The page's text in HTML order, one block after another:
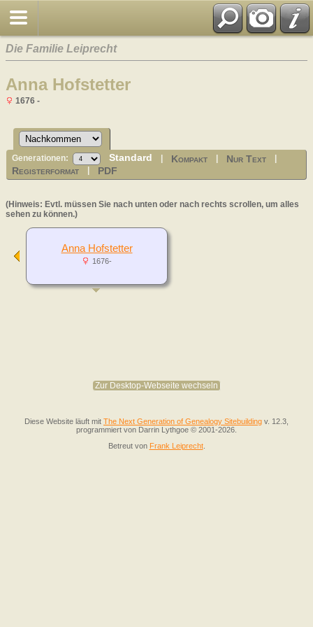
Die Familie Leiprecht
Anna Hofstetter
1676 -
Generationen: Standard Kompakt Nur Text
Registerformat PDF
(Hinweis: Evtl. müssen Sie nach unten oder nach rechts scrollen, um alles
sehen zu können.)
Anna Hofstetter
1676-
Zur Desktop-Webseite wechseln
Diese Website läuft mit The Next Generation of Genealogy Sitebuilding v. 12.3,
programmiert von Darrin Lythgoe © 2001-2026.
Betreut von Frank Leiprecht.